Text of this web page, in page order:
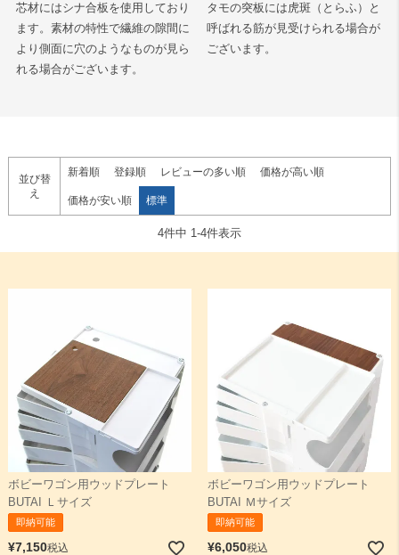
芯材にはシナ合板を使用しており
ます。素材の特性で繊維の隙間に
より側面に穴のようなものが見ら
れる場合がございます。
タモの突板には虎斑（とらふ）と
呼ばれる筋が見受けられる場合が
ございます。
並び替
え
新着順 登録順 レビューの多い順 価格が高い順
価格が安い順 標準
4件中 1-4件表示
ボビーワゴン用ウッドプレート
BUTAI Ｌサイズ
即納可能
¥7,150税込
ボビーワゴン用ウッドプレート
BUTAI Ｍサイズ
即納可能
¥6,050税込